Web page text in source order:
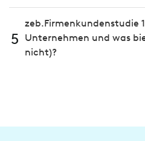
5
zeb.Firmenkundenstudie
Unternehmen und was
nicht)?